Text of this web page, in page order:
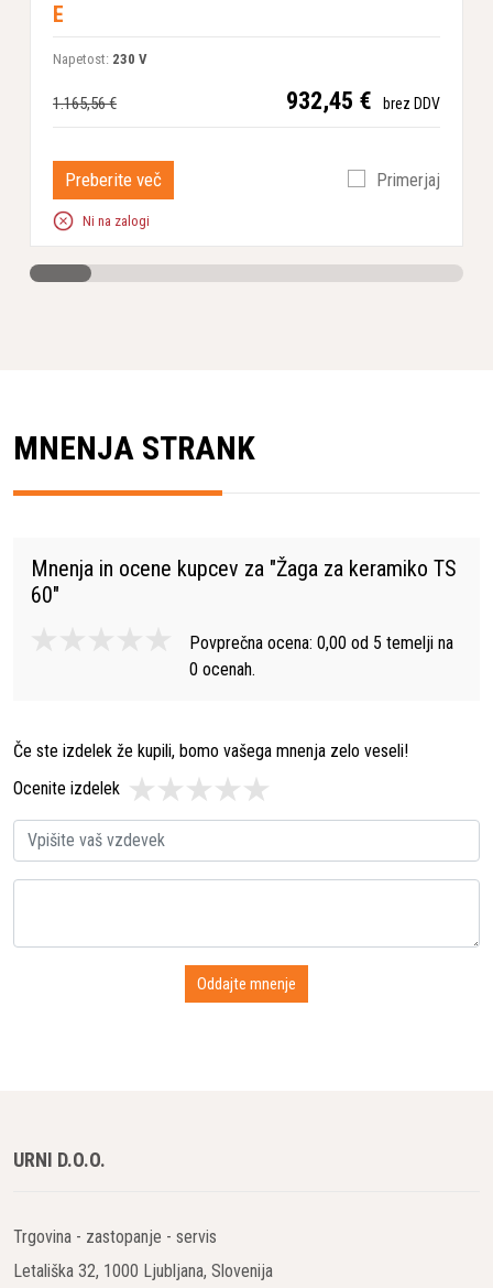
E
Napetost: 230 V
1.165,56 € 932,45 € brez DDV
Preberite več Primerjaj
Ni na zalogi
MNENJA STRANK
Mnenja in ocene kupcev za "Žaga za keramiko TS
60"
Povprečna ocena: 0,00 od 5 temelji na
0 ocenah.
Če ste izdelek že kupili, bomo vašega mnenja zelo veseli!
Ocenite izdelek
URNI D.O.O.
Trgovina - zastopanje - servis
Letališka 32, 1000 Ljubljana, Slovenija